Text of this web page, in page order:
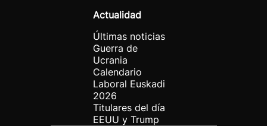
Actualidad
Últimas noticias
Guerra de
Ucrania
Calendario
Laboral Euskadi
2026
Titulares del día
EEUU y Trump